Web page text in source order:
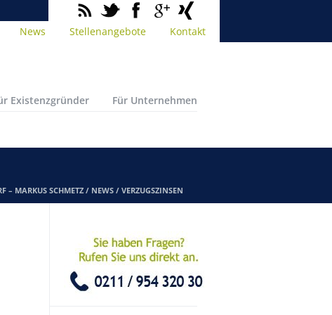
News Stellenangebote Kontakt
Existenzgründer Für Unternehmen
– MARKUS SCHMETZ / NEWS / VERZUGSZINSEN